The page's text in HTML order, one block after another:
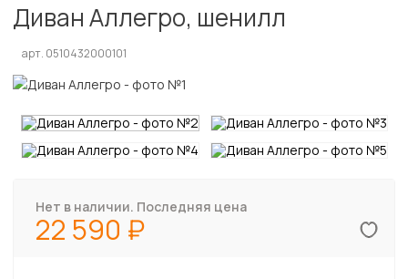
Диван Аллегро, шенилл
арт. 0510432000101
Нет в наличии. Последняя цена
22 590